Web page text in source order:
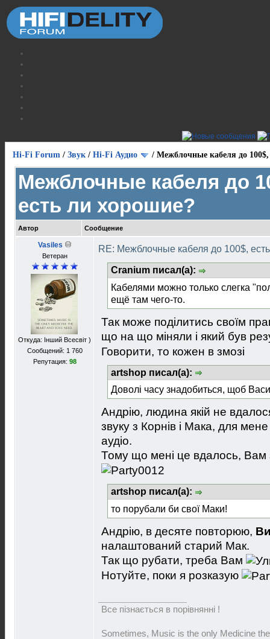
Hi-Fi Forum / Звук / Hi-Fi Аудио / Межблочные кабеля до 100$,
Межблочные кабеля до
есть ли хорошие?
Автор Сообщение
Vasiles
Ветеран
Откуда: Інший Всесвіт )
Сообщений: 1 760
Репутация: 98
RE: Межблочные кабеля до 100$,
Cranium писал(а):
Кабелями можно только слегка
ещё там чего-то.
Так може поділитись своїм
що на що міняли і який був
Говорити, то кожен в змозі
artshop писал(а):
Доволі часу знадобиться, щоб
Андрію, людина якій не
звуку з Корнів і Мака, для
аудіо.
Тому що мені це вдалось, Вам
artshop писал(а):
то порубали би свої Маки!
Андрію, в десяте повторюю,
налаштований старий Мак.
Так що рубати, треба Вам
Нотуйте, поки я розказую
Все пізнається в порівнянні !
Sometimes, Music is the only Medicine